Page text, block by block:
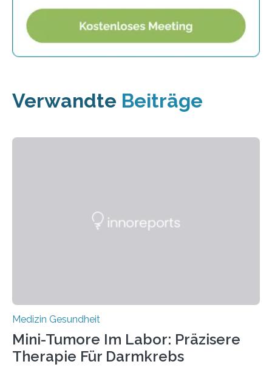
Verwandte Beiträge
Medizin Gesundheit
Mini-Tumore Im Labor: Präzisere
Therapie Für Darmkrebs